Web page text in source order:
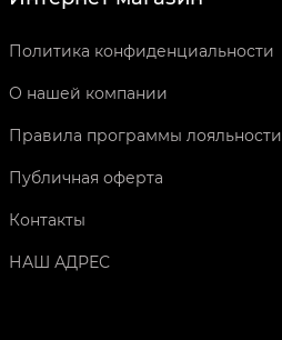
Политика конфиденциальности
О нашей компании
Правила программы лояльности
Публичная оферта
Контакты
НАШ АДРЕС